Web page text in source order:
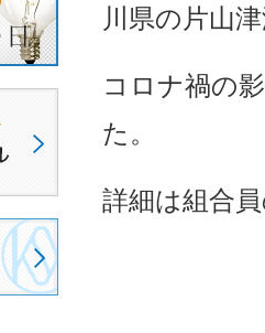
川県の片山
コロナ禍の
た。
詳細は組合